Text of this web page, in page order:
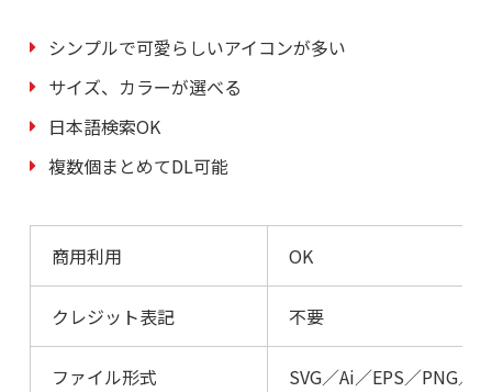
シンプルで可愛らしいアイコンが多い
サイズ、カラーが選べる
日本語検索OK
複数個まとめてDL可能
商用利用 OK
クレジット表記 不要
ファイル形式 SVG／Ai／EPS／PNG／